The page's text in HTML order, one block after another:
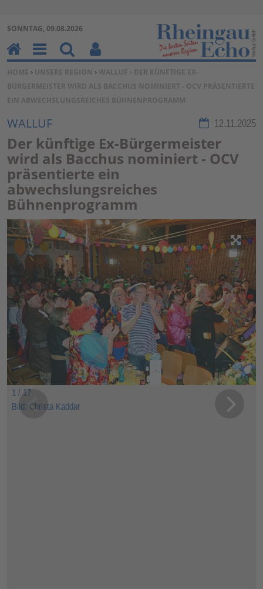
Zum Inhalt springen ↓
SONNTAG, 09.08.2026
SIE BEFINDEN SICH HIER:
HOME › UNSERE REGION › WALLUF › DER KÜNFTIGE EX-
BÜRGERMEISTER WIRD ALS BACCHUS NOMINIERT - OCV PRÄSENTIERTE
EIN ABWECHSLUNGSREICHES BÜHNENPROGRAMM
Rubrik:
WALLUF 12.11.2025
Der künftige Ex-Bürgermeister
wird als Bacchus nominiert - OCV
präsentierte ein
abwechslungsreiches
Bühnenprogramm
1 / 17
Bild: Christa Kaddar
H
o
m
e
M
en
u
Su
ch
en
Be
nu
tz
erf
kti
on
en